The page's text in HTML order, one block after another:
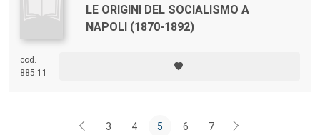
LE ORIGINI DEL SOCIALISMO A
NAPOLI (1870-1892)
cod.
885.11
3 4 5 6 7